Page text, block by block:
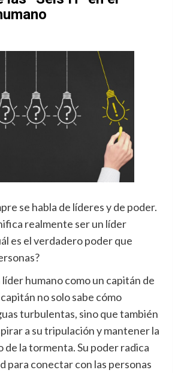
se habla de líderes y de poder.
realmente ser un líder
es el verdadero poder que
humano como un capitán de
no solo sabe cómo
turbulentas, sino que también
a su tripulación y mantener la
de la tormenta. Su poder radica
para conectar con las personas